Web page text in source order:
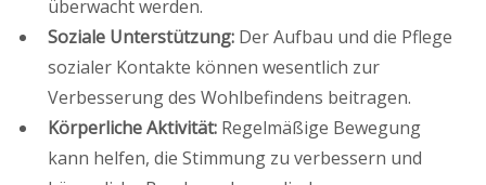
überwacht werden.
Soziale Unterstützung: Der Aufbau und die Pflege
sozialer Kontakte können wesentlich zur
Verbesserung des Wohlbefindens beitragen.
Körperliche Aktivität: Regelmäßige Bewegung
kann helfen, die Stimmung zu verbessern und